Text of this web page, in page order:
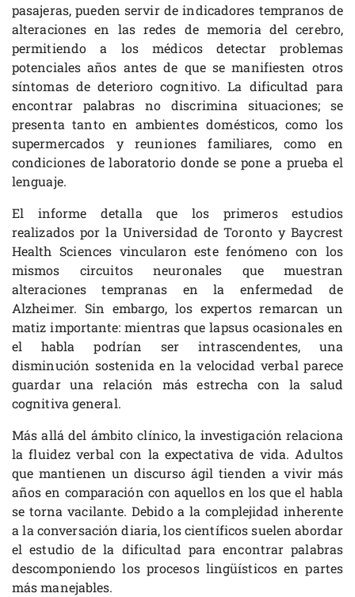
pasajeras, pueden servir de indicadores tempranos de
alteraciones en las redes de memoria del cerebro,
permitiendo a los médicos detectar problemas
potenciales años antes de que se manifiesten otros
síntomas de deterioro cognitivo. La dificultad para
encontrar palabras no discrimina situaciones; se
presenta tanto en ambientes domésticos, como los
supermercados y reuniones familiares, como en
condiciones de laboratorio donde se pone a prueba el
lenguaje.
El informe detalla que los primeros estudios
realizados por la Universidad de Toronto y Baycrest
Health Sciences vincularon este fenómeno con los
mismos circuitos neuronales que muestran
alteraciones tempranas en la enfermedad de
Alzheimer. Sin embargo, los expertos remarcan un
matiz importante: mientras que lapsus ocasionales en
el habla podrían ser intrascendentes, una
disminución sostenida en la velocidad verbal parece
guardar una relación más estrecha con la salud
cognitiva general.
Más allá del ámbito clínico, la investigación relaciona
la fluidez verbal con la expectativa de vida. Adultos
que mantienen un discurso ágil tienden a vivir más
años en comparación con aquellos en los que el habla
se torna vacilante. Debido a la complejidad inherente
a la conversación diaria, los científicos suelen abordar
el estudio de la dificultad para encontrar palabras
descomponiendo los procesos lingüísticos en partes
más manejables.